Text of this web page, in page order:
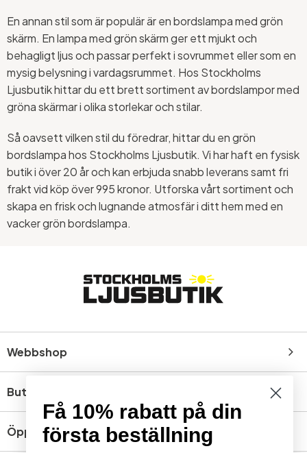
En annan stil som är populär är en bordslampa med grön
skärm. En lampa med grön skärm ger ett mjukt och
behagligt ljus och passar perfekt i sovrummet eller som en
mysig belysning i vardagsrummet. Hos Stockholms
Ljusbutik hittar du ett brett sortiment av bordslampor med
gröna skärmar i olika storlekar och stilar.
Så oavsett vilken stil du föredrar, hittar du en grön
bordslampa hos Stockholms Ljusbutik. Vi har haft en fysisk
butik i över 20 år och kan erbjuda snabb leverans samt fri
frakt vid köp över 995 kronor. Utforska vårt sortiment och
skapa en frisk och lugnande atmosfär i ditt hem med en
vacker grön bordslampa.
Webbshop
Butik
Öppettider
Få 10% rabatt på din
första beställning